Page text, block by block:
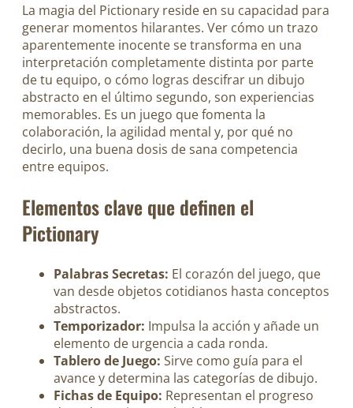
La magia del Pictionary reside en su capacidad para
generar momentos hilarantes. Ver cómo un trazo
aparentemente inocente se transforma en una
interpretación completamente distinta por parte
de tu equipo, o cómo logras descifrar un dibujo
abstracto en el último segundo, son experiencias
memorables. Es un juego que fomenta la
colaboración, la agilidad mental y, por qué no
decirlo, una buena dosis de sana competencia
entre equipos.
Elementos clave que definen el
Pictionary
Palabras Secretas: El corazón del juego, que
van desde objetos cotidianos hasta conceptos
abstractos.
Temporizador: Impulsa la acción y añade un
elemento de urgencia a cada ronda.
Tablero de Juego: Sirve como guía para el
avance y determina las categorías de dibujo.
Fichas de Equipo: Representan el progreso